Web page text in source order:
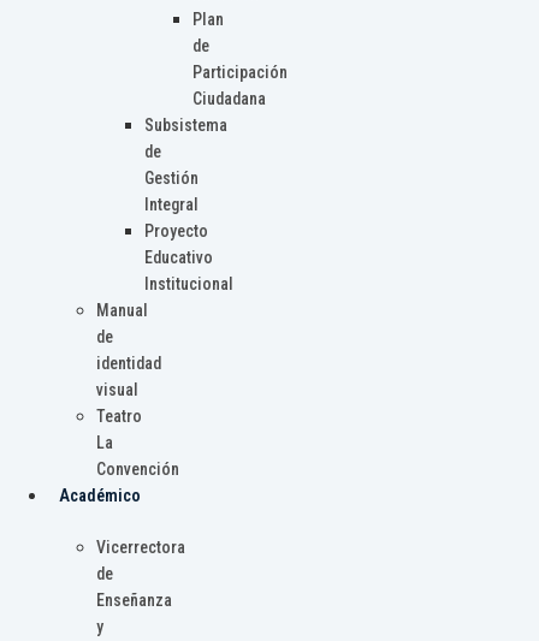
Plan
de
Participación
Ciudadana
Subsistema
de
Gestión
Integral
Proyecto
Educativo
Institucional
Manual
de
identidad
visual
Teatro
La
Convención
Académico
Vicerrectora
de
Enseñanza
y